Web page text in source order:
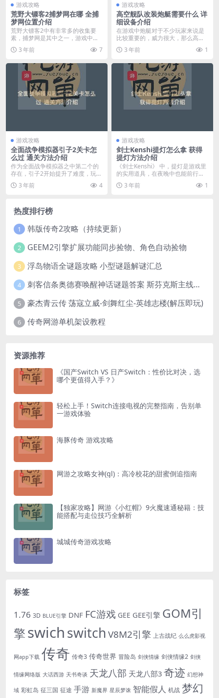
游戏攻略
荒野大镖客2捕梦网在哪 全捕
梦网位置介绍
荒野大镖客2中有非常多的收集要
素，捕梦网是其中之一，游戏中总
共有20个捕梦网，很...
3 年前 7
游戏攻略
高空舰队改装炮艇需要什么 详
细设备介绍
在游戏中炮艇对于不少玩家来说是
比较重要的，威力很大，那么高空
舰队改装炮艇需要什么...
3 年前 1
游戏攻略
全面战争模拟器引子2关卡怎
么过 通关方法介绍
作为全面战争模拟器之中第二个的
存在，引子2开始提升了难度，玩家
需要一定的技巧才能...
3 年前 4
游戏攻略
剑士Kenshi提灯怎么拿 获得
提灯方法介绍
《剑士Kenshi》 中，提灯是游戏里
的实用道具，在夜晚中也能前行，
而玩家们可能...
3 年前 1
热度排行榜
1 韩版传奇2攻略（持续更新）
2 GEEM2引擎扩展功能同步捡物、角色自动捡物
3 浮岛物语全谜题攻略 小型谜题解谜汇总
4 刺客信条奥德赛唤醒神话谜题答案 斯芬克斯主线攻略
5 豪杰青云传 荡寇立威-剑舞红尘-英雄志楼(解压即玩)
6 传奇网游单机架设教程
资源推荐
《国产Switch VS 日产Switch：性价比对决，选
哪个更值得入手？》
轻松上手！Switch连接电视的完整指南，告别单
一游戏体验
海豚传奇 游戏攻略
网游之攻略女神(gl)：高冷校花的甜蜜倒追指南
【独家攻略】网游《小红帽》9火魔速通秘籍：技
能搭配与走位技巧全解析
城城传奇游戏攻略
标签
1.76 3D BLUE引擎 DNF FC游戏 GEE GEE引擎 GOM引
擎swichswitchV8M2引擎 上古战纪 么么虎影视
网app下载 传奇 传奇3 传奇世界 冒险岛 剑侠情缘 剑侠情缘2 剑侠
情缘网络版 大话西游 天书奇谈 天龙八部 天龙八部3 奇迹 幻想神
域 彩虹岛 征三国 征途 手游 新魔界 星辰梦诛 智能假人 机战 梦幻